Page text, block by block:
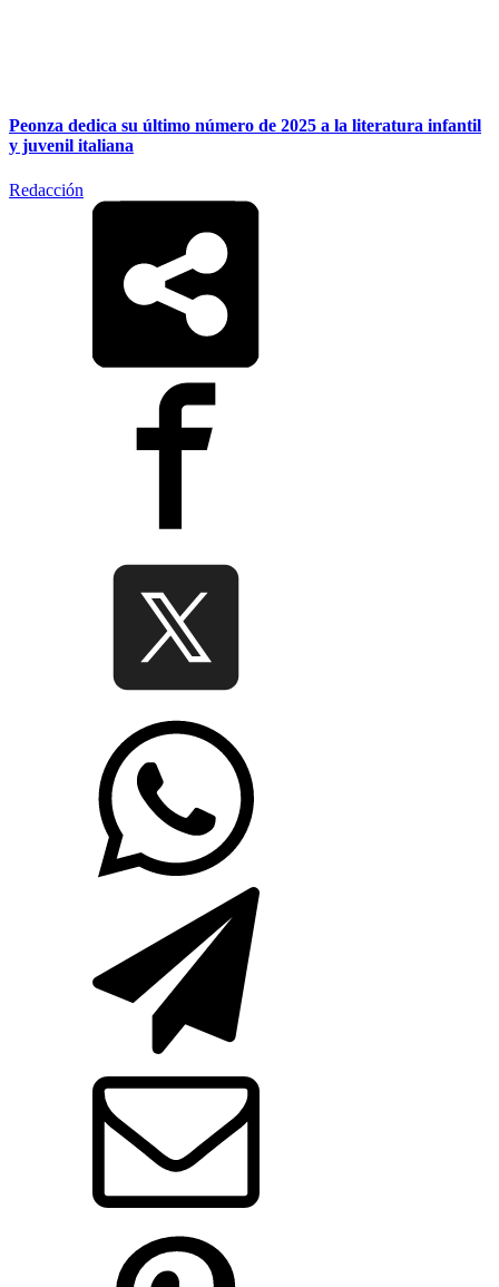
Peonza dedica su último número de 2025 a la literatura infantil
y juvenil italiana
Redacción